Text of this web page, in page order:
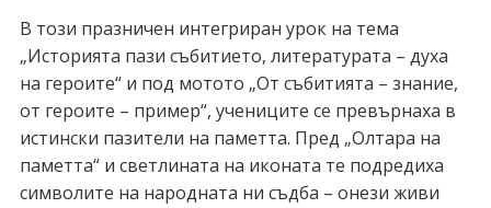
В този празничен интегриран урок на тема
„Историята пази събитието, литературата – духа
на героите“ и под мотото „От събитията – знание,
от героите – пример“, учениците се превърнаха в
истински пазители на паметта. Пред „Олтара на
паметта“ и светлината на иконата те подредиха
символите на народната ни съдба – онези живи